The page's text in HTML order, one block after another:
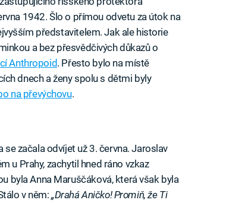
1942. Šlo o přímou odvetu za útok na
představitelem. Jak ale historie
a bez přesvědčivých důkazů o
Anthropoid. Přesto bylo na místě
dnech a ženy spolu s dětmi byly
na převýchovu.
začala odvíjet už 3. června. Jaroslav
u Prahy, zachytil hned ráno vzkaz
byla Anna Maruščáková, která však byla
v něm:„Drahá Aničko! Promiň, že Ti